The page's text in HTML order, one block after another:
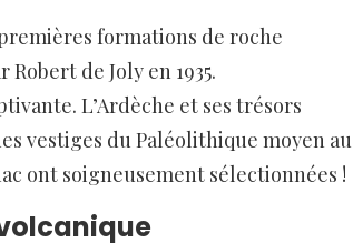
formations de roche
de Joly en 1935.
L’Ardèche et ses trésors
vestiges du Paléolithique moyen au
ont soigneusement sélectionnées !